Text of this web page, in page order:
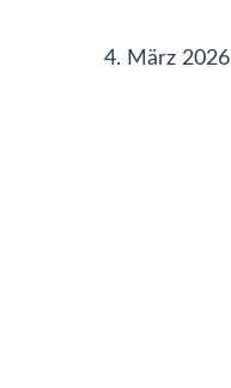
4. März 2026